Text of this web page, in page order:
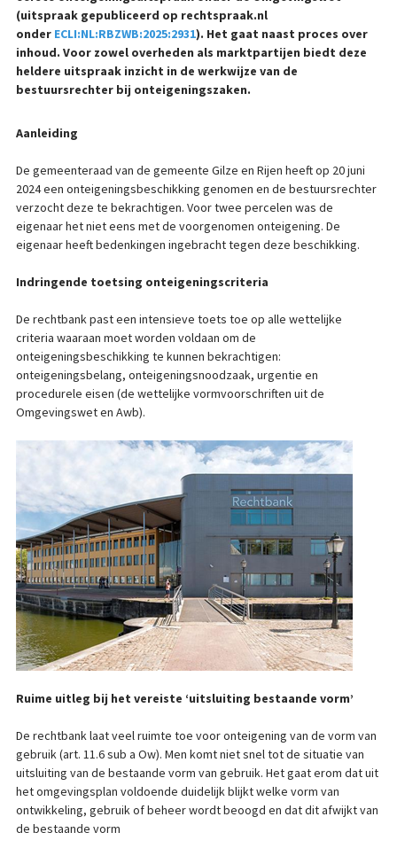
(uitspraak gepubliceerd op rechtspraak.nl
onder ECLI:NL:RBZWB:2025:2931). Het gaat naast proces over
inhoud. Voor zowel overheden als marktpartijen biedt deze
heldere uitspraak inzicht in de werkwijze van de
bestuursrechter bij onteigeningszaken.
Aanleiding
De gemeenteraad van de gemeente Gilze en Rijen heeft op 20 juni
2024 een onteigeningsbeschikking genomen en de bestuursrechter
verzocht deze te bekrachtigen. Voor twee percelen was de
eigenaar het niet eens met de voorgenomen onteigening. De
eigenaar heeft bedenkingen ingebracht tegen deze beschikking.
Indringende toetsing onteigeningscriteria
De rechtbank past een intensieve toets toe op alle wettelijke
criteria waaraan moet worden voldaan om de
onteigeningsbeschikking te kunnen bekrachtigen:
onteigeningsbelang, onteigeningsnoodzaak, urgentie en
procedurele eisen (de wettelijke vormvoorschriften uit de
Omgevingswet en Awb).
Ruime uitleg bij het vereiste ‘uitsluiting bestaande vorm’
De rechtbank laat veel ruimte toe voor onteigening van de vorm van
gebruik (art. 11.6 sub a Ow). Men komt niet snel tot de situatie van
uitsluiting van de bestaande vorm van gebruik. Het gaat erom dat uit
het omgevingsplan voldoende duidelijk blijkt welke vorm van
ontwikkeling, gebruik of beheer wordt beoogd en dat dit afwijkt van
de bestaande vorm